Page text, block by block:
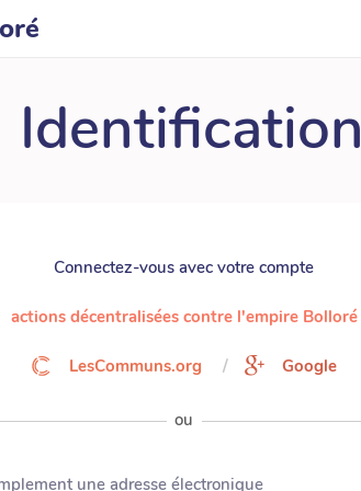
Identification
Connectez-vous avec votre compte
actions décentralisées contre l'empire Bolloré
LesCommuns.org Google
ou